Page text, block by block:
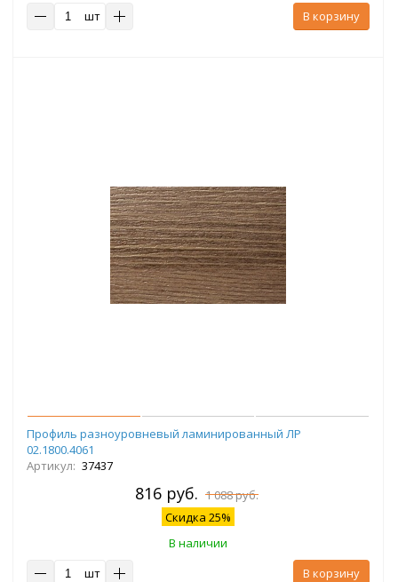
шт
В корзину
Профиль разноуровневый ламинированный ЛР
02.1800.4061
Артикул: 37437
816 руб. 1 088 руб.
Скидка 25%
В наличии
шт
В корзину